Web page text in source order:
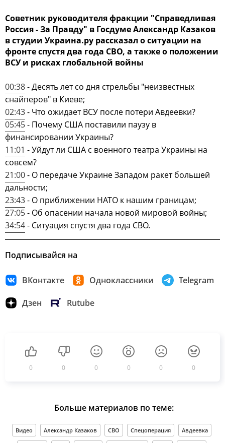
Советник руководителя фракции "Справедливая
Россия - За Правду" в Госдуме Александр Казаков
в студии Украина.ру рассказал о ситуации на
фронте спустя два года СВО, а также о положении
ВСУ и рисках глобальной войны
00:38- Десять лет со дня стрельбы "неизвестных
снайперов" в Киеве;
02:43- Что ожидает ВСУ после потери Авдеевки?
05:45- Почему США поставили паузу в
финансировании Украины?
11:01 - Уйдут ли США с военного театра Украины на
совсем?
21:00- О передаче Украине Западом ракет большей
дальности;
23:43- О приближении НАТО к нашим границам;
27:05- Об опасении начала новой мировой войны;
34:54- Ситуация спустя два года СВО.
Подписывайся на
ВКонтакте Одноклассники Telegram
Дзен Rutube
0 0 0 0 0 0
Больше материалов по теме:
Видео Александр Казаков СВО Спецоперация Авдеевка